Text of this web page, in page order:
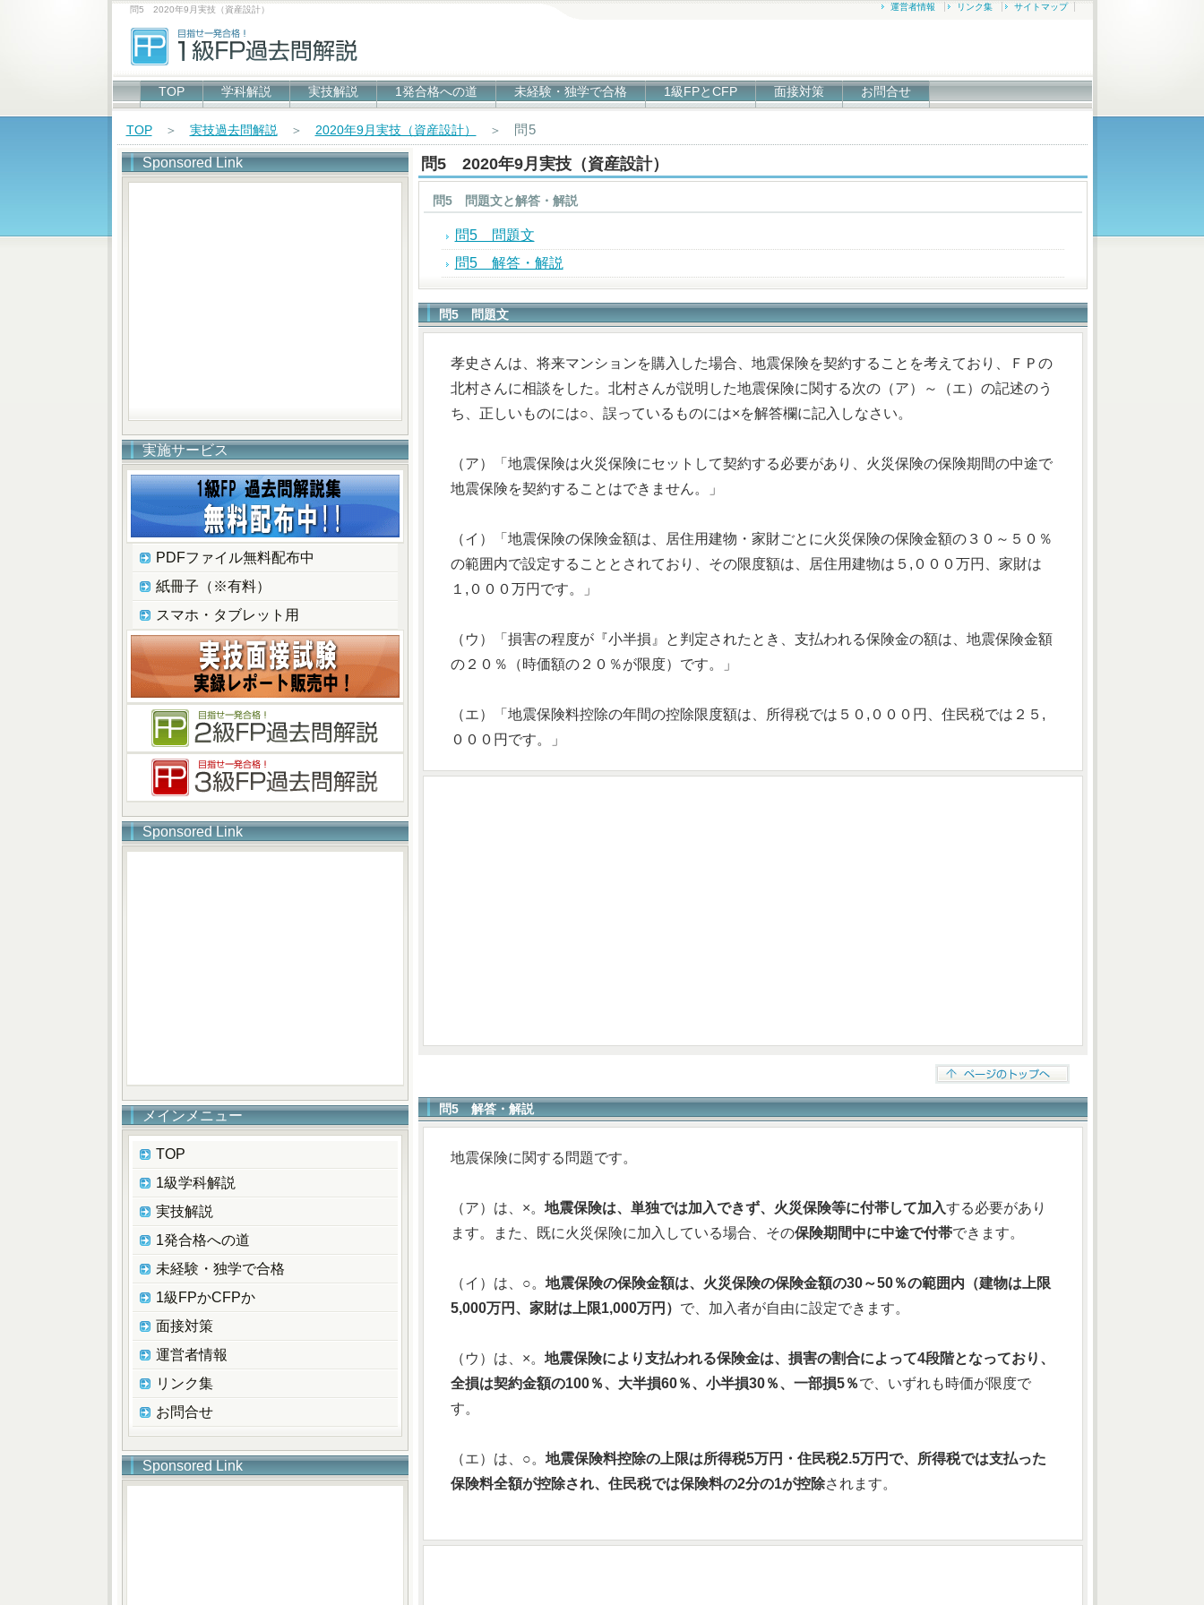
問5 2020年9月実技（資産設計） 運営者情報 リンク集 サイトマップ
TOP 学科解説 実技解説 1発合格への道 未経験・独学で合格 1級FPとCFP 面接対策 お問合せ
TOP＞ 実技過去問解説 ＞ 2020年9月実技（資産設計） ＞ 問5
問5 2020年9月実技（資産設計）
問5 問題文と解答・解説
問5 問題文
問5 解答・解説
問5 問題文
孝史さんは、将来マンションを購入した場合、地震保険を契約することを考えており、ＦＰの
北村さんに相談をした。北村さんが説明した地震保険に関する次の（ア）～（エ）の記述のう
ち、正しいものには○、誤っているものには×を解答欄に記入しなさい。
（ア）「地震保険は火災保険にセットして契約する必要があり、火災保険の保険期間の中途で
地震保険を契約することはできません。」
（イ）「地震保険の保険金額は、居住用建物・家財ごとに火災保険の保険金額の３０～５０％
の範囲内で設定することとされており、その限度額は、居住用建物は５,０００万円、家財は
１,０００万円です。」
（ウ）「損害の程度が『小半損』と判定されたとき、支払われる保険金の額は、地震保険金額
の２０％（時価額の２０％が限度）です。」
（エ）「地震保険料控除の年間の控除限度額は、所得税では５０,０００円、住民税では２５,
０００円です。」
問5 解答・解説
地震保険に関する問題です。
（ア）は、×。 地震保険は、単独では加入できず、火災保険等に付帯して加入する必要があり
ます。また、既に火災保険に加入している場合、その保険期間中に中途で付帯できます。
（イ）は、○。 地震保険の保険金額は、火災保険の保険金額の30～50％の範囲内（建物は上限
5,000万円、家財は上限1,000万円） で、加入者が自由に設定できます。
（ウ）は、×。 地震保険により支払われる保険金は、損害の割合によって4段階となっており、
全損は契約金額の100％、大半損60％、小半損30％、一部損5％で、いずれも時価が限度で
す。
（エ）は、○。 地震保険料控除の上限は所得税5万円・住民税2.5万円で、所得税では支払った
保険料全額が控除され、住民税では保険料の2分の1が控除されます。
Sponsored Link
実施サービス
PDFファイル無料配布中
紙冊子（※有料）
スマホ・タブレット用
Sponsored Link
メインメニュー
TOP
1級学科解説
実技解説
1発合格への道
未経験・独学で合格
1級FPかCFPか
面接対策
運営者情報
リンク集
お問合せ
Sponsored Link